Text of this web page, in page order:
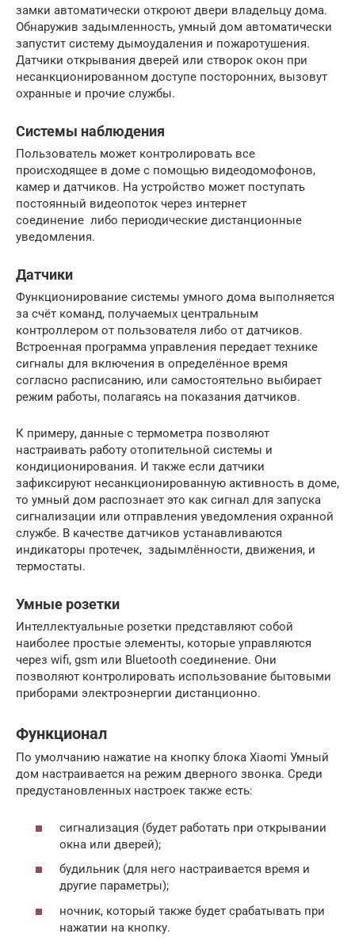
замки автоматически откроют двери владельцу дома.
Обнаружив задымленность, умный дом автоматически
запустит систему дымоудаления и пожаротушения.
Датчики открывания дверей или створок окон при
несанкционированном доступе посторонних, вызовут
охранные и прочие службы.
Системы наблюдения
Пользователь может контролировать все
происходящее в доме с помощью видеодомофонов,
камер и датчиков. На устройство может поступать
постоянный видеопоток через интернет
соединение либо периодические дистанционные
уведомления.
Датчики
Функционирование системы умного дома выполняется
за счёт команд, получаемых центральным
контроллером от пользователя либо от датчиков.
Встроенная программа управления передает технике
сигналы для включения в определённое время
согласно расписанию, или самостоятельно выбирает
режим работы, полагаясь на показания датчиков.
К примеру, данные с термометра позволяют
настраивать работу отопительной системы и
кондиционирования. И также если датчики
зафиксируют несанкционированную активность в доме,
то умный дом распознает это как сигнал для запуска
сигнализации или отправления уведомления охранной
службе. В качестве датчиков устанавливаются
индикаторы протечек, задымлённости, движения, и
термостаты.
Умные розетки
Интеллектуальные розетки представляют собой
наиболее простые элементы, которые управляются
через wifi, gsm или Bluetooth соединение. Они
позволяют контролировать использование бытовыми
приборами электроэнергии дистанционно.
Функционал
По умолчанию нажатие на кнопку блока Xiaomi Умный
дом настраивается на режим дверного звонка. Среди
предустановленных настроек также есть:
сигнализация (будет работать при открывании
окна или дверей);
будильник (для него настраивается время и
другие параметры);
ночник, который также будет срабатывать при
нажатии на кнопку.